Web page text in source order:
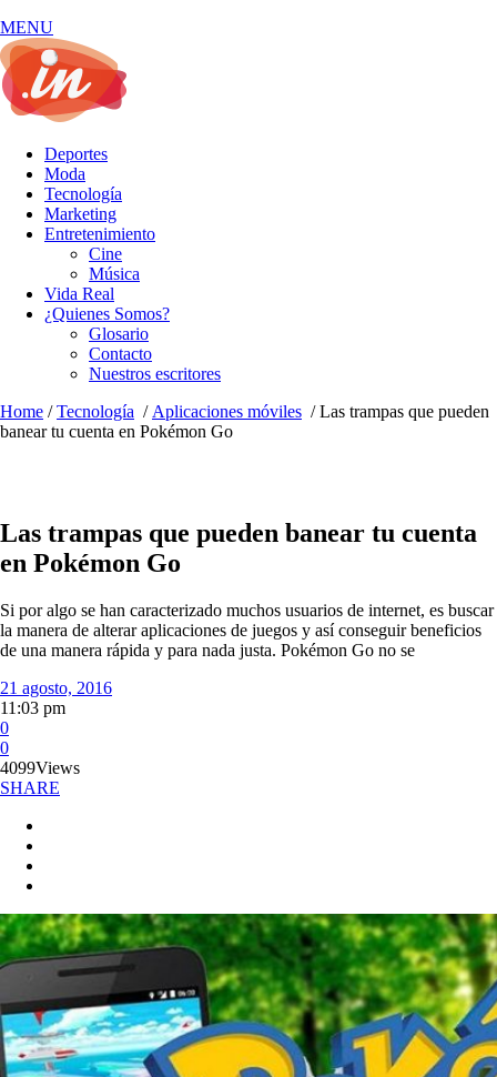
MENU
Deportes
Moda
Tecnología
Marketing
Entretenimiento
Cine
Música
Vida Real
¿Quienes Somos?
Glosario
Contacto
Nuestros escritores
Home /Tecnología / Aplicaciones móviles /Las trampas que pueden
banear tu cuenta en Pokémon Go
Las trampas que pueden banear tu cuenta
en Pokémon Go
Si por algo se han caracterizado muchos usuarios de internet, es buscar
la manera de alterar aplicaciones de juegos y así conseguir beneficios
de una manera rápida y para nada justa. Pokémon Go no se
21 agosto, 2016
11:03 pm
0
0
4099Views
SHARE